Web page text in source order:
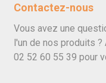
Contactez-nous
Vous avez une
l'un de nos produits
02 52 60 55 39 pour